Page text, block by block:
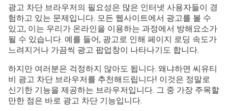
광고 차단 브라우저의 필요성은 많은 인터넷 사용자들이 경
험하고 있는 문제입니다. 모든 웹사이트에서 광고를 볼 수
있고, 이는 우리가 온라인을 이용하는 과정에서 방해요소가
될 수 있습니다. 예를 들어, 광고로 인해 페이지 로딩 속도가
느려지거나 가끔씩 광고 팝업창이 나타나기도 합니다.
하지만 여러분은 걱정하지 않아도 됩니다. 왜냐하면 씨유티
비 광고 차단 브라우저를 추천해드립니다! 이것은 정말로
신기한 기능을 제공하는 브라우저입니다. 그 중 가장 주목할
만한 점은 바로 광고 차단 기능입니다.